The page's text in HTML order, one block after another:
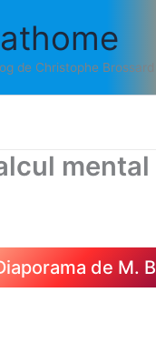
de Christophe Brossard
mental
de M. B